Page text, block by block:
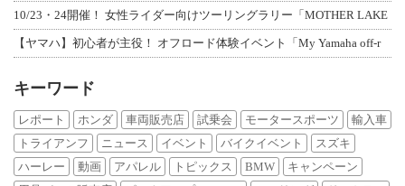
10/23・24開催！ 女性ライダー向けツーリングラリー「MOTHER LAKE
【ヤマハ】初心者が主役！ オフロード体験イベント「My Yamaha off-r
キーワード
レポート ホンダ 車両販売店 試乗会 モータースポーツ
輸入車
トライアンフ
ニュース イベント バイクイベント
スズキ
ハーレー
動画 アパレル トピックス BMW
キャンペーン